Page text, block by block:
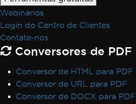
Webinários
Login do Centro de Clientes
Contate-nos
Conversores de PDF
Conversor de HTML para PDF
Conversor de URL para PDF
Conversor de DOCX para PDF